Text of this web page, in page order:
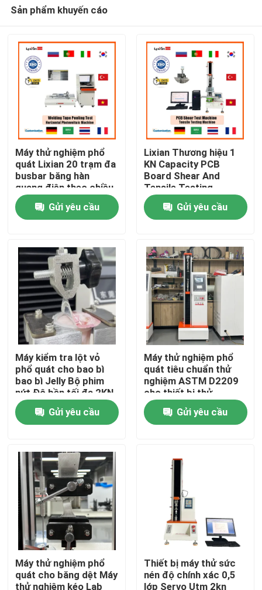
Nhà
Các sản phẩm
Hiển thị VR
Về chúng tôi
Tham quan nhà máy
Liên hệ chúng tôi
Tin tức
Các trường hợp
Máy thí nghiệm
Sản phẩm khuyến cáo
Máy thử nghiệm phổ
quát Lixian 20 trạm đa
busbar băng hàn
quang điện theo chiều
ngang Thiết bị máy thử
nghiệm lực peeling
Gửi yêu cầu
Lixian Thương hiệu 1
KN Capacity PCB
Board Shear And
Tensile Testing
Equipment Máy thử
nghiệm phổ quát
Gửi yêu cầu
Máy kiểm tra lột vỏ
phổ quát cho bao bì
bao bì Jelly Bộ phim
nứt Độ bền tối đa 2KN
Gửi yêu cầu
Máy thử nghiệm phổ
quát tiêu chuẩn thử
nghiệm ASTM D2209
cho thiết bị thử
nghiệm độ bền da 5kn
Max LoadGửi yêu cầu
Máy thử nghiệm phổ
quát cho băng dệt Máy
thử nghiệm kéo Lab
Thiết bị máy thử sức
nén độ chính xác 0,5
lớp Servo Utm 2kn